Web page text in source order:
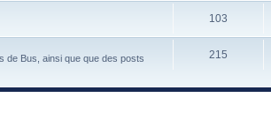
103
de Bus, ainsi que que des posts
215